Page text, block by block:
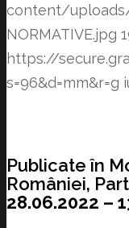
content/
NORMATIVE.jpg
https://
s=96&d=mm&r=g
Publicate în
României,
28.06.2022 –